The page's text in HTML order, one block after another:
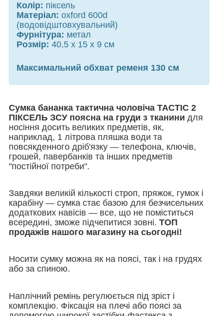
Колір: піксель
Матеріал: oxford 600d
(водовідштовхувальний)
Фурнітура: метал
Розмір: 40,5 х 15 х 9 см
Максимальний обхват ременя 130 см
Сумка бананка тактична чоловіча TACTIC 2
ПІКСЕЛЬ ЗСУ поясна на груди з тканини для
носіння досить великих предметів, як,
наприклад, 1 літрова пляшка води та
повсякденного дріб'язку — телефона, ключів,
грошей, павербанків та інших предметів
"постійної потреби".
Завдяки великій кількості строп, пряжок, гумок і
карабіну — сумка стає базою для безчисельних
додаткових навісів — все, що не поміститься
всередині, зможе підчепитися зовні. ТОП
продажів нашого магазину на сьогодні!
Носити сумку можна як на поясі, так і на грудях
або за спиною.
Наплічний ремінь регулюється під зріст і
комплекцію. Фіксація на плечі або поясі за